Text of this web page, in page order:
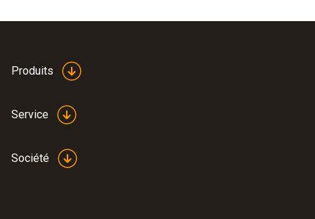
Produits
Service
Société